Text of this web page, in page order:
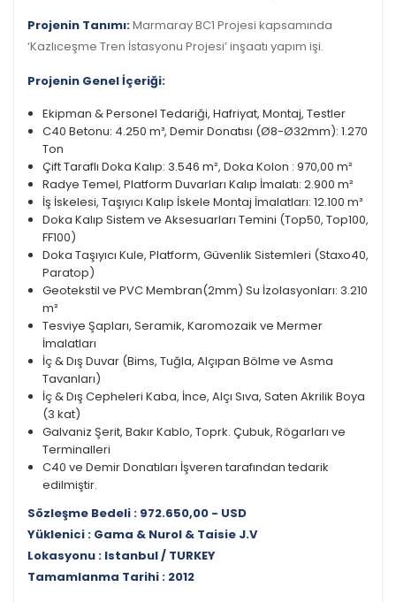
Projenin Tanımı:Marmaray BC1 Projesi kapsamında
‘Kazlıceşme Tren İstasyonu Projesi’ inşaatı yapım işi.
Projenin Genel İçeriği:
Ekipman & Personel Tedariği, Hafriyat, Montaj, Testler
C40 Betonu: 4.250 m³, Demir Donatısı (Ø8-Ø32mm): 1.270
Ton
Çift Taraflı Doka Kalıp: 3.546 m², Doka Kolon : 970,00 m²
Radye Temel, Platform Duvarları Kalıp İmalatı: 2.900 m²
İş İskelesi, Taşıyıcı Kalıp İskele Montaj İmalatları: 12.100 m³
Doka Kalıp Sistem ve Aksesuarları Temini (Top50, Top100,
FF100)
Doka Taşıyıcı Kule, Platform, Güvenlik Sistemleri (Staxo40,
Paratop)
Geotekstil ve PVC Membran(2mm) Su İzolasyonları: 3.210
m²
Tesviye Şapları, Seramik, Karomozaik ve Mermer
İmalatları
İç & Dış Duvar (Bims, Tuğla, Alçıpan Bölme ve Asma
Tavanları)
İç & Dış Cepheleri Kaba, İnce, Alçı Sıva, Saten Akrilik Boya
(3 kat)
Galvaniz Şerit, Bakır Kablo, Toprk. Çubuk, Rögarları ve
Terminalleri
C40 ve Demir Donatıları İşveren tarafından tedarik
edilmiştir.
Sözleşme Bedeli : 972.650,00 - USD
Yüklenici : Gama & Nurol & Taisie J.V
Lokasyonu : Istanbul / TURKEY
Tamamlanma Tarihi : 2012